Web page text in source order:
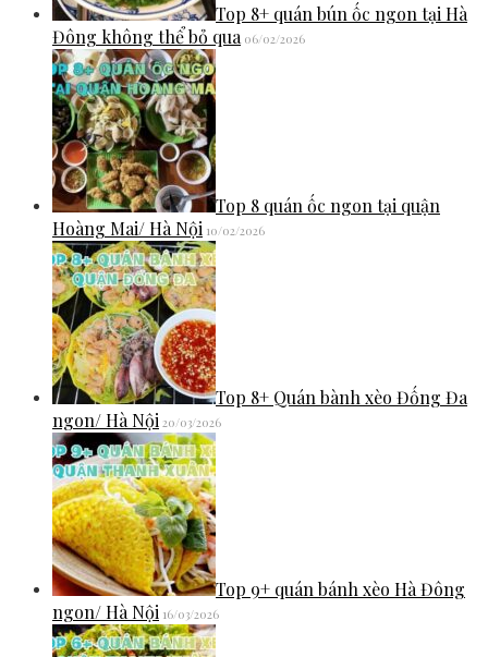
Top 8+ quán bún ốc ngon tại Hà
Đông không thể bỏ qua 06/02/2026
Top 8 quán ốc ngon tại quận
Hoàng Mai/ Hà Nội 10/02/2026
Top 8+ Quán bành xèo Đống Đa
ngon/ Hà Nội 20/03/2026
Top 9+ quán bánh xèo Hà Đông
ngon/ Hà Nội 16/03/2026